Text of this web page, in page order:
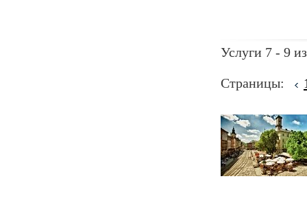
Услуги 7 - 9
Страницы: